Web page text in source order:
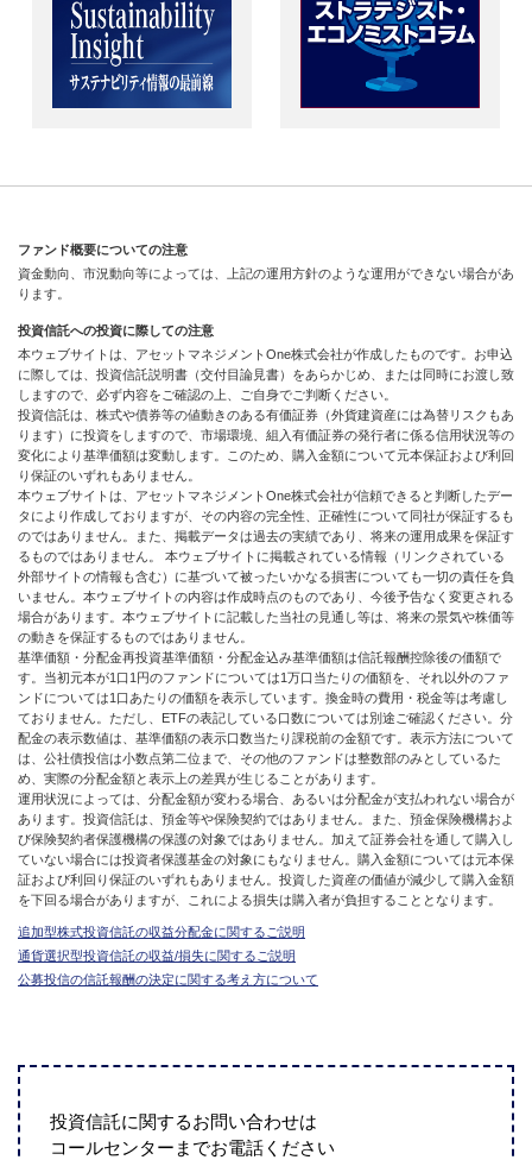
ファンド概要についての注意
資金動向、市況動向等によっては、上記の運用方針のような運用ができない場合があ
ります。
投資信託への投資に際しての注意
本ウェブサイトは、アセットマネジメントOne株式会社が作成したものです。お申込
に際しては、投資信託説明書（交付目論見書）をあらかじめ、または同時にお渡し致
しますので、必ず内容をご確認の上、ご自身でご判断ください。
投資信託は、株式や債券等の値動きのある有価証券（外貨建資産には為替リスクもあ
ります）に投資をしますので、市場環境、組入有価証券の発行者に係る信用状況等の
変化により基準価額は変動します。このため、購入金額について元本保証および利回
り保証のいずれもありません。
本ウェブサイトは、アセットマネジメントOne株式会社が信頼できると判断したデー
タにより作成しておりますが、その内容の完全性、正確性について同社が保証するも
のではありません。また、掲載データは過去の実績であり、将来の運用成果を保証す
るものではありません。 本ウェブサイトに掲載されている情報（リンクされている
外部サイトの情報も含む）に基づいて被ったいかなる損害についても一切の責任を負
いません。本ウェブサイトの内容は作成時点のものであり、今後予告なく変更される
場合があります。本ウェブサイトに記載した当社の見通し等は、将来の景気や株価等
の動きを保証するものではありません。
基準価額・分配金再投資基準価額・分配金込み基準価額は信託報酬控除後の価額で
す。当初元本が1口1円のファンドについては1万口当たりの価額を、それ以外のファ
ンドについては1口あたりの価額を表示しています。換金時の費用・税金等は考慮し
ておりません。ただし、ETFの表記している口数については別途ご確認ください。分
配金の表示数値は、基準価額の表示口数当たり課税前の金額です。表示方法について
は、公社債投信は小数点第二位まで、その他のファンドは整数部のみとしているた
め、実際の分配金額と表示上の差異が生じることがあります。
運用状況によっては、分配金額が変わる場合、あるいは分配金が支払われない場合が
あります。投資信託は、預金等や保険契約ではありません。また、預金保険機構およ
び保険契約者保護機構の保護の対象ではありません。加えて証券会社を通して購入し
ていない場合には投資者保護基金の対象にもなりません。購入金額については元本保
証および利回り保証のいずれもありません。投資した資産の価値が減少して購入金額
を下回る場合がありますが、これによる損失は購入者が負担することとなります。
追加型株式投資信託の収益分配金に関するご説明
通貨選択型投資信託の収益/損失に関するご説明
公募投信の信託報酬の決定に関する考え方について
投資信託に関するお問い合わせは
コールセンターまでお電話ください